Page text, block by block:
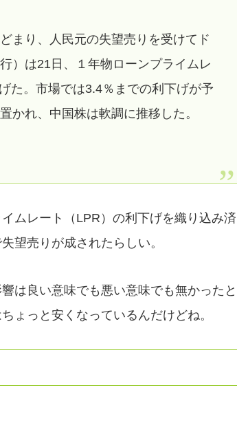
まり、人民元の失望売りを受けてド
）は21日、１年物ローンプライムレ
た。市場では3.4％までの利下げが予
かれ、中国株は軟調に推移した。
ムレート（LPR）の利下げを織り込み済
望売りが成されたらしい。
は良い意味でも悪い意味でも無かったと
ょっと安くなっているんだけどね。